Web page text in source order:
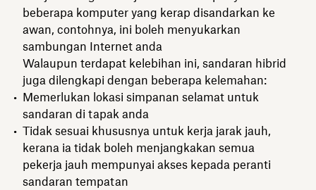
beberapa komputer yang kerap disandarkan ke
awan, contohnya, ini boleh menyukarkan
sambungan Internet anda
Walaupun terdapat kelebihan ini, sandaran hibrid
juga dilengkapi dengan beberapa kelemahan:
Memerlukan lokasi simpanan selamat untuk
sandaran di tapak anda
Tidak sesuai khususnya untuk kerja jarak jauh,
kerana ia tidak boleh menjangkakan semua
pekerja jauh mempunyai akses kepada peranti
sandaran tempatan